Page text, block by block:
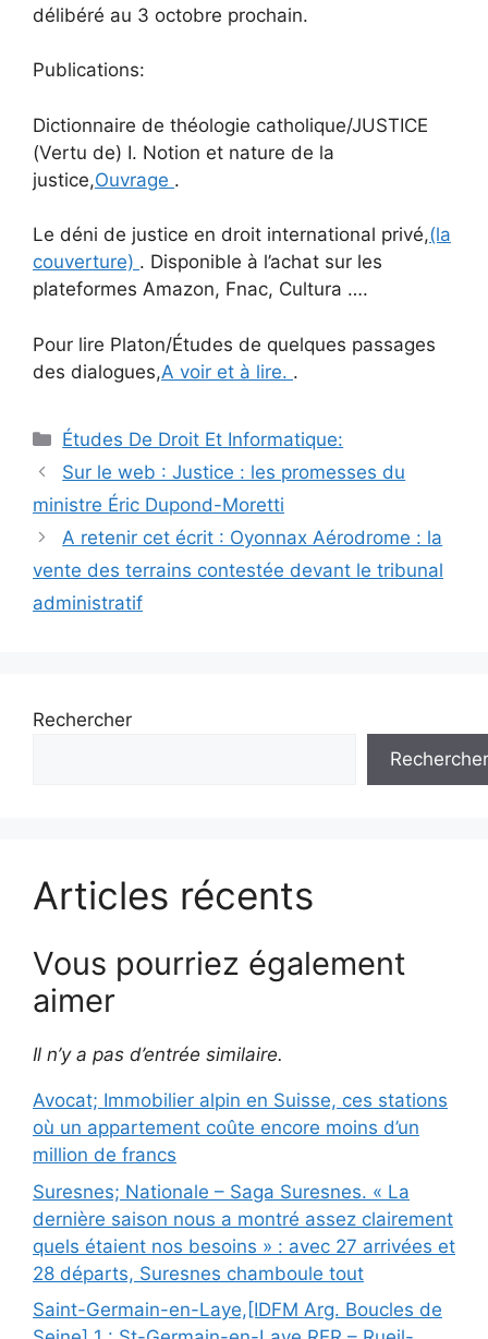
délibéré au 3 octobre prochain.
Publications:
Dictionnaire de théologie catholique/JUSTICE
(Vertu de) I. Notion et nature de la
justice,Ouvrage .
Le déni de justice en droit international privé,(la
couverture) . Disponible à l’achat sur les
plateformes Amazon, Fnac, Cultura ….
Pour lire Platon/Études de quelques passages
des dialogues,A voir et à lire. .
Catégories
Études De Droit Et Informatique:
Navigation
des
Sur le web : Justice : les promesses du
ministre Éric Dupond-Moretti
A retenir cet écrit : Oyonnax Aérodrome : la
vente des terrains contestée devant le tribunal
administratif
Rechercher
Rechercher
Articles récents
Vous pourriez également
aimer
Il n’y a pas d’entrée similaire.
Avocat; Immobilier alpin en Suisse, ces stations
où un appartement coûte encore moins d’un
million de francs
Suresnes; Nationale – Saga Suresnes. « La
dernière saison nous a montré assez clairement
quels étaient nos besoins » : avec 27 arrivées et
28 départs, Suresnes chamboule tout
Saint-Germain-en-Laye,[IDFM Arg. Boucles de